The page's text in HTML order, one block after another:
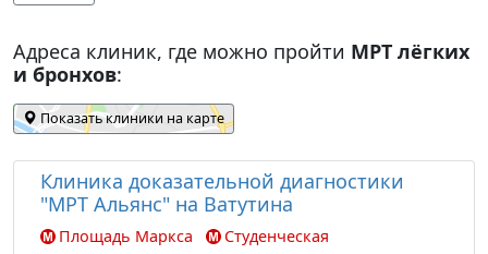
Адреса клиник, где можно пройти МРТ лёгких
и бронхов:
Показать клиники на карте
Клиника доказательной диагностики
"МРТ Альянс" на Ватутина
Площадь Маркса
Студенческая